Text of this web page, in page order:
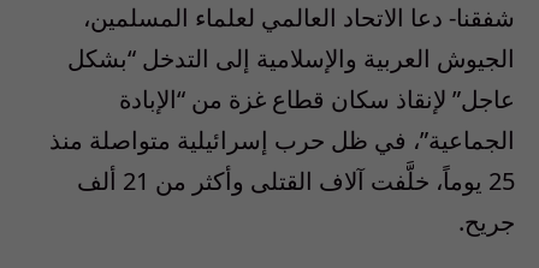
شفقنا- دعا الاتحاد العالمي لعلماء المسلمين،
الجيوش العربية والإسلامية إلى التدخل “بشكل
عاجل” لإنقاذ سكان قطاع غزة من “الإبادة
الجماعية”، في ظل حرب إسرائيلية متواصلة منذ
25 يوماً، خلَّفت آلاف القتلى وأكثر من 21 ألف
جريح.